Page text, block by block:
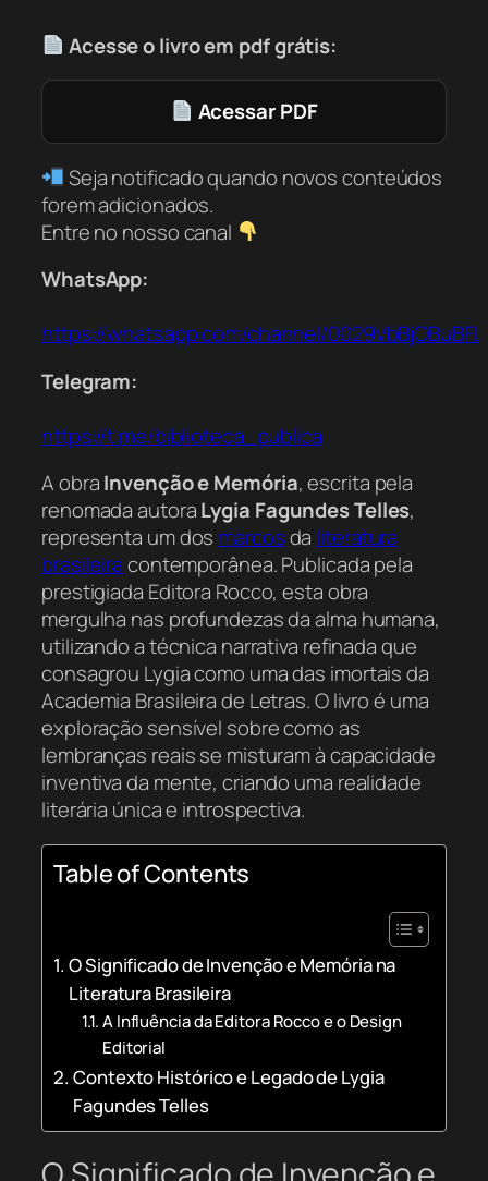
Acesse o livro em pdf grátis:
Acessar PDF
Seja notificado quando novos conteúdos
forem adicionados.
Entre no nosso canal
WhatsApp:
https://whatsapp.com/channel/
Telegram:
https://t.me/biblioteca_publica
A obraInvenção e Memória, escrita pela
renomada autoraLygia Fagundes Telles,
representa um dos marcosda literatura
brasileiracontemporânea. Publicada pela
prestigiada Editora Rocco, esta obra
mergulha nas profundezas da alma humana,
utilizando a técnica narrativa refinada que
consagrou Lygia como uma das imortais da
Academia Brasileira de Letras. O livro é uma
exploração sensível sobre como as
lembranças reais se misturam à capacidade
inventiva da mente, criando uma realidade
literária única e introspectiva.
Table of Contents
O Significado de Invenção e Memória na
Literatura Brasileira
A Influência da Editora Rocco e o Design
Editorial
Contexto Histórico e Legado de Lygia
Fagundes Telles